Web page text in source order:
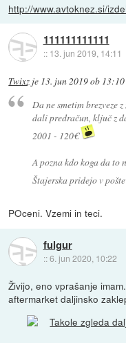
http://www.avtoknez.si/
111111111111
:: 13. jun 2019, 14:11
Twixz je 13. jun 2019 ob 13:10
Da ne smetim brezveze
dali predračun, ključ z
2001 - 120€
A pozna kdo koga da to
Štajerska pridejo v
POceni. Vzemi in teci.
fulgur
::6. jun 2020, 10:22
Živijo, eno vprašanje
aftermarket daljinsko